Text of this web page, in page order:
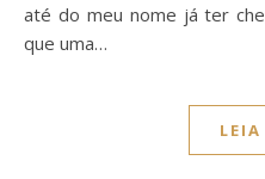
até do meu nome já ter
que uma…